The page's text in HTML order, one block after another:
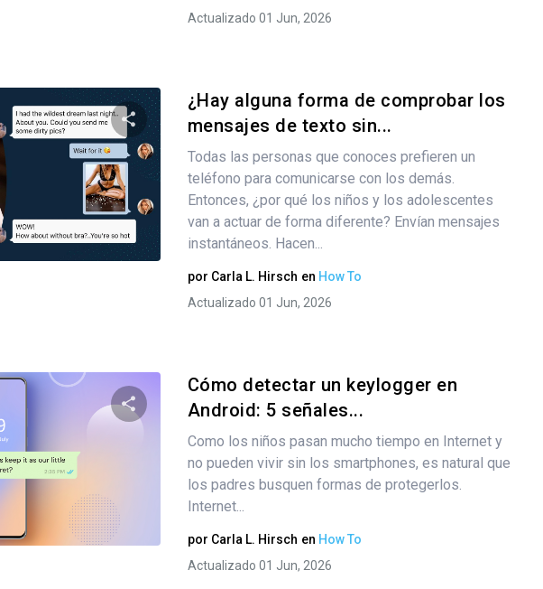
Actualizado 01 Jun, 2026
Comparte este artículo
Twitter Facebook Copiar enlace
¿Hay alguna forma de comprobar los
mensajes de texto sin...
Todas las personas que conoces prefieren un
teléfono para comunicarse con los demás.
Entonces, ¿por qué los niños y los adolescentes
van a actuar de forma diferente? Envían mensajes
instantáneos. Hacen...
por Carla L. Hirsch en How To
Actualizado 01 Jun, 2026
Comparte este artículo
Cómo detectar un keylogger en
Android: 5 señales...
Como los niños pasan mucho tiempo en Internet y
no pueden vivir sin los smartphones, es natural que
los padres busquen formas de protegerlos.
Internet...
por Carla L. Hirsch en How To
Actualizado 01 Jun, 2026